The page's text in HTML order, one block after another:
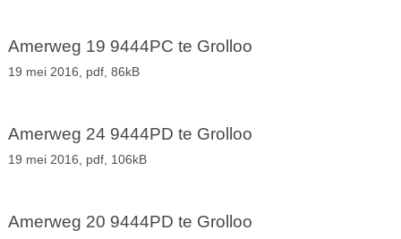
Amerweg 19 9444PC te Grolloo
19 mei 2016, pdf, 86kB
Amerweg 24 9444PD te Grolloo
19 mei 2016, pdf, 106kB
Amerweg 20 9444PD te Grolloo